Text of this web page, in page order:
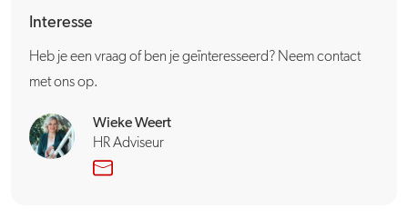
Interesse
Heb je een vraag of ben je geïnteresseerd? Neem contact
met ons op.
Wieke Weert
HR Adviseur